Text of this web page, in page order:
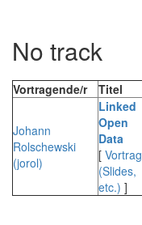
No track
Vortragende/r Titel
Johann
Rolschewski
(‎jorol‎)
‎Linked
Open
Data‎
[ Vortrag
(Slides,
etc.) ]